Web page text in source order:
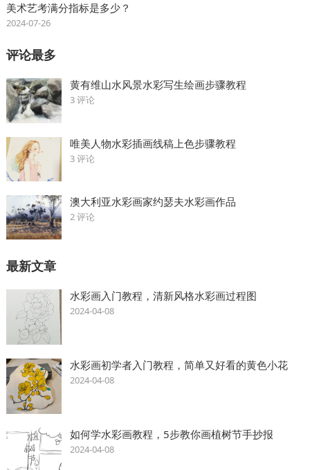
美术艺考满分指标是多少？
2024-07-26
评论最多
黄有维山水风景水彩写生绘画步骤教程
3 评论
唯美人物水彩插画线稿上色步骤教程
3 评论
澳大利亚水彩画家约瑟夫水彩画作品
2 评论
最新文章
水彩画入门教程，清新风格水彩画过程图
2024-04-08
水彩画初学者入门教程，简单又好看的黄色小花
2024-04-08
如何学水彩画教程，5步教你画植树节手抄报
2024-04-08